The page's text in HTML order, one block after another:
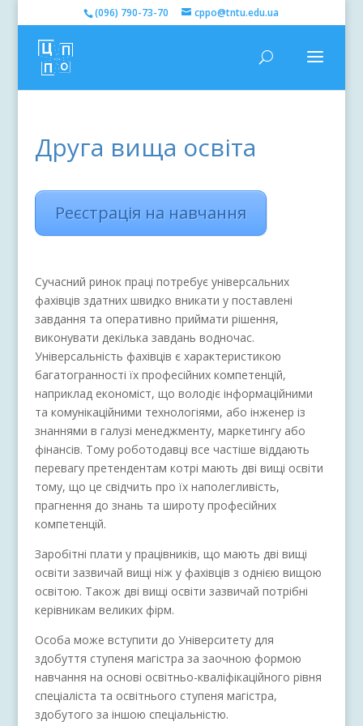
(096) 790-73-70 cppo@tntu.edu.ua
Друга вища освіта
Реєстрація на навчання
Сучасний ринок праці потребує універсальних
фахівців здатних швидко вникати у поставлені
завдання та оперативно приймати рішення,
виконувати декілька завдань водночас.
Універсальність фахівців є характеристикою
багатогранності їх професійних компетенцій,
наприклад економіст, що володіє інформаційними
та комунікаційними технологіями, або інженер із
знаннями в галузі менеджменту, маркетингу або
фінансів. Тому роботодавці все частіше віддають
перевагу претендентам котрі мають дві вищі освіти
тому, що це свідчить про їх наполегливість,
прагнення до знань та широту професійних
компетенцій.
Заробітні плати у працівників, що мають дві вищі
освіти зазвичай вищі ніж у фахівців з однією вищою
освітою. Також дві вищі освіти зазвичай потрібні
керівникам великих фірм.
Особа може вступити до Університету для
здобуття ступеня магістра за заочною формою
навчання на основі освітньо-кваліфікаційного рівня
спеціаліста та освітнього ступеня магістра,
здобутого за іншою спеціальністю.